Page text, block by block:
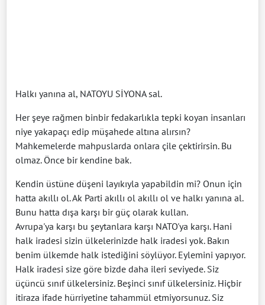
Halkı yanına al, NATOYU SİYONA sal.
Her şeye rağmen binbir fedakarlıkla tepki koyan insanları
niye yakapaçı edip müşahede altına alırsın?
Mahkemelerde mahpuslarda onlara çile çektirirsin. Bu
olmaz. Önce bir kendine bak.
Kendin üstüne düşeni layıkıyla yapabildin mi? Onun için
hatta akıllı ol. Ak Parti akıllı ol akıllı ol ve halkı yanına al.
Bunu hatta dışa karşı bir güç olarak kullan.
Avrupa'ya karşı bu şeytanlara karşı NATO'ya karşı. Hani
halk iradesi sizin ülkelerinizde halk iradesi yok. Bakın
benim ülkemde halk istediğini söylüyor. Eylemini yapıyor.
Halk iradesi size göre bizde daha ileri seviyede. Siz
üçüncü sınıf ülkelersiniz. Beşinci sınıf ülkelersiniz. Hiçbir
itiraza ifade hürriyetine tahammül etmiyorsunuz. Siz